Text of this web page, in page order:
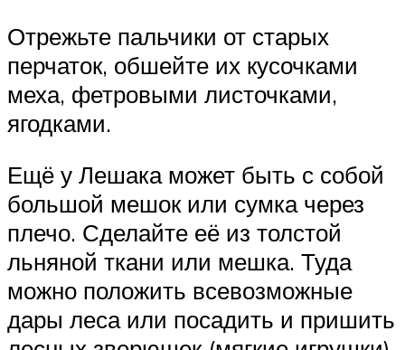
Отрежьте пальчики от старых
перчаток, обшейте их кусочками
меха, фетровыми листочками,
ягодками.
Ещё у Лешака может быть с собой
большой мешок или сумка через
плечо. Сделайте её из толстой
льняной ткани или мешка. Туда
можно положить всевозможные
дары леса или посадить и пришить